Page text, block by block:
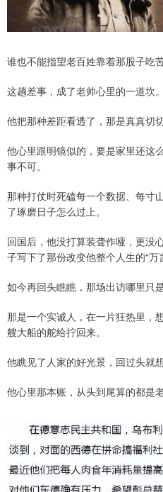
谁也不能指望老百姓靠着那股子吃
这趟差事，成了老帅心里的一道坎。
他把那种差距看透了，那是真真切
他心里跟明镜似的，要是家里还这
事不可。
那种打仗时死磕每一个数据、每寸
了琢磨日子怎么过上。
回国后，他没打算装聋作哑，更没
子写下了那份改变他整个人生的“万
如今再回头瞧瞧，那场出访哪里只
那是一个实诚人，在一片狂热里，
艘大船的舵给拧回来。
他瞧见了人家的好光景，回过头就
他心里那本账，从头到尾算的都是